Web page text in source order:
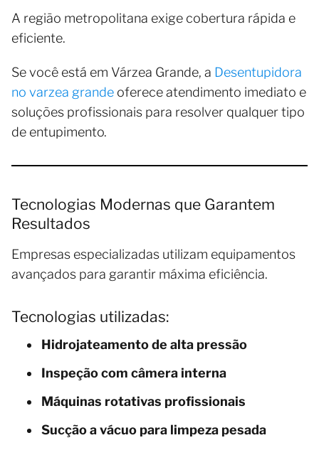
A região metropolitana exige cobertura rápida e
eficiente.
Se você está em Várzea Grande, a Desentupidora
no varzea grande oferece atendimento imediato e
soluções profissionais para resolver qualquer tipo
de entupimento.
Tecnologias Modernas que Garantem
Resultados
Empresas especializadas utilizam equipamentos
avançados para garantir máxima eficiência.
Tecnologias utilizadas:
Hidrojateamento de alta pressão
Inspeção com câmera interna
Máquinas rotativas profissionais
Sucção a vácuo para limpeza pesada